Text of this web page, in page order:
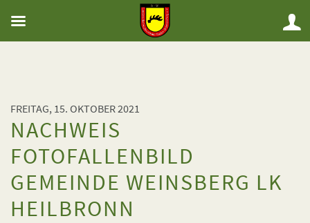
FREITAG, 15. OKTOBER 2021
NACHWEIS
FOTOFALLENBILD
GEMEINDE WEINSBERG LK
HEILBRONN